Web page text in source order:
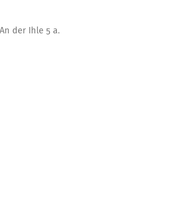
der Ihle 5 a.